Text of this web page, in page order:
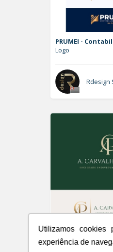
Utilizamos cookies
experiência de
PRUMEI -
Logo
Rdesign
A. Carvalho Pinto
Individual de